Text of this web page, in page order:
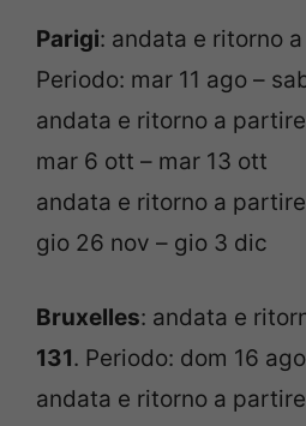
Parigi: andata e ritorno
Periodo: mar 11 ago –
andata e ritorno a
mar 6 ott – mar 13 ott
andata e ritorno a
gio 26 nov – gio 3 dic
Bruxelles: andata e
131. Periodo: dom 16
andata e ritorno a